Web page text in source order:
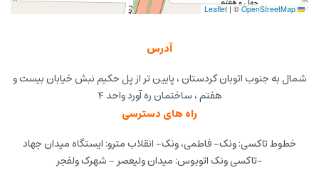
Leaflet
| ©OpenStreetMap
آدرس
شمال به جنوب اتوبان کردستان ، پایین تر از پل حکیم نبش خیابان بیست و
هفتم ، ساختمان ره آورد واحد 4
راه های دسترسی
خطوط تاکسی: ونک- فاطمی، ونک- انقلاب مترو: ایستگاه میدان جهاد
-تاکسی ونک اتوبوس: میدان ولیعصر - شهرک ولفجر